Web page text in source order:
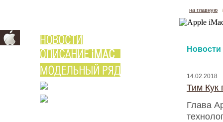
на главную
Новости
14.02.2018
Тим Кук
Глава